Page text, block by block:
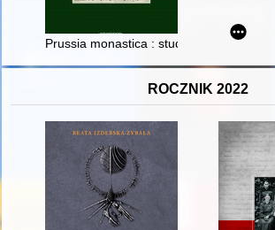
Prussia monastica : studia z dziejów
ROCZNIK 2022